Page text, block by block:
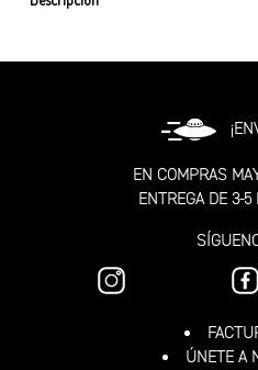
EN COMPRAS
ENTREGA DE 3-
ÚNETE A